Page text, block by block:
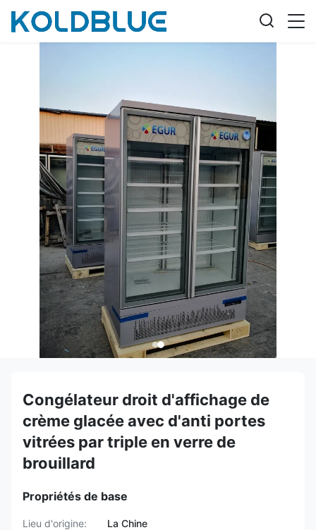
Congélateur droit d'affichage de
crème glacée avec d'anti portes
vitrées par triple en verre de
brouillard
Propriétés de base
Lieu d'origine:
La Chine